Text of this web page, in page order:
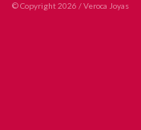
© Copyright 2026 / Veroca Joyas